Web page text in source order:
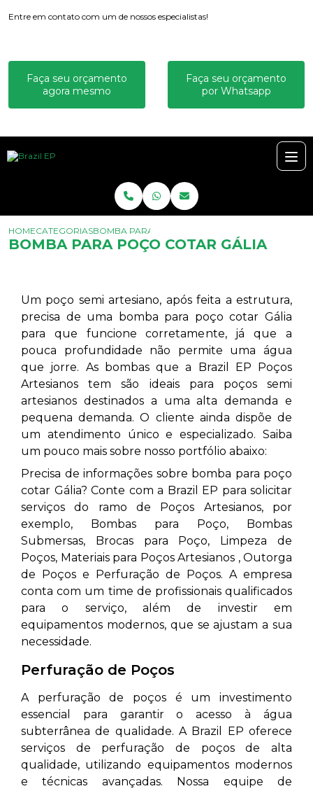
Entre em contato com um de nossos especialistas!
Faça seu orçamento
agora mesmo
Faça seu orçamento
por Whatsapp
HOMECATEGORIASBOMBA PARA POÇO COTAR GÁLIA
BOMBA PARA POÇO COTAR GÁLIA
Um poço semi artesiano, após feita a estrutura,
precisa de uma bomba para poço cotar Gália
para que funcione corretamente, já que a
pouca profundidade não permite uma água
que jorre. As bombas que a Brazil EP Poços
Artesianos tem são ideais para poços semi
artesianos destinados a uma alta demanda e
pequena demanda. O cliente ainda dispõe de
um atendimento único e especializado. Saiba
um pouco mais sobre nosso portfólio abaixo:
Precisa de informações sobre bomba para poço
cotar Gália? Conte com a Brazil EP para solicitar
serviços do ramo de Poços Artesianos, por
exemplo, Bombas para Poço, Bombas
Submersas, Brocas para Poço, Limpeza de
Poços, Materiais para Poços Artesianos , Outorga
de Poços e Perfuração de Poços. A empresa
conta com um time de profissionais qualificados
para o serviço, além de investir em
equipamentos modernos, que se ajustam a sua
necessidade.
Perfuração de Poços
A perfuração de poços é um investimento
essencial para garantir o acesso à água
subterrânea de qualidade. A Brazil EP oferece
serviços de perfuração de poços de alta
qualidade, utilizando equipamentos modernos
e técnicas avançadas. Nossa equipe de